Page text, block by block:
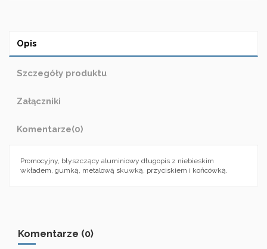
Opis
Szczegóły produktu
Załączniki
Komentarze(0)
Promocyjny, błyszczący aluminiowy długopis z niebieskim
wkładem, gumką, metalową skuwką, przyciskiem i końcówką.
Komentarze (0)